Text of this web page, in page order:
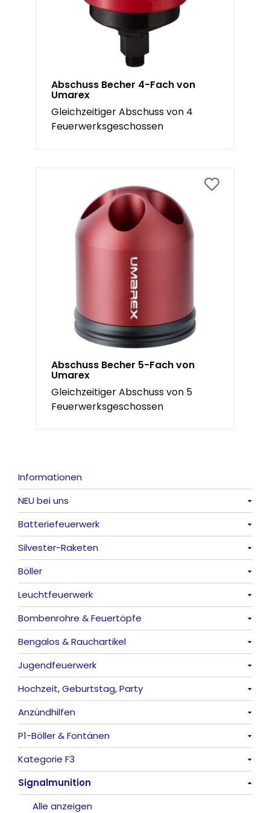
Abschuss Becher 4-Fach von
Umarex
Gleichzeitiger Abschuss von 4
Feuerwerksgeschossen
Abschuss Becher 5-Fach von
Umarex
Gleichzeitiger Abschuss von 5
Feuerwerksgeschossen
Informationen
NEU bei uns
Alle anzeigen
Batteriefeuerwerk
Alle anzeigen
Silvester-Raketen
Alle anzeigen
Böller
Alle anzeigen
China-Böller
Knaller / Kanonenschläge
Reibkopfknaller
Frösche, Pfeiffer
Leuchtfeuerwerk
Alle anzeigen
Vulkane
Fontänen
Sonnen
Feuervögel
Römische Lichter
Bombenrohre & Feuertöpfe
Alle anzeigen
Mit Rumms
Bezaubernde Effekte
Bengalos & Rauchartikel
Alle anzeigen
Bengalos
Rauchartikel
Jugendfeuerwerk
Alle anzeigen
Hochzeit, Geburtstag, Party
Alle anzeigen
Feuerschriften
Indoor-Fontänen
Herz- und Konfetti-Shooter
Wunderkerzen, Fackeln
Anzündhilfen
Alle anzeigen
P1-Böller & Fontänen
Alle anzeigen
Kategorie F3
Alle anzeigen
Signalmunition
Alle anzeigen